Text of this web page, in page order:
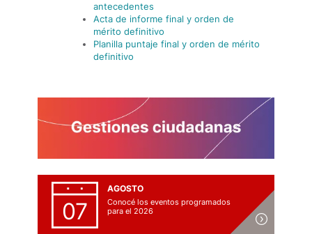
antecedentes
Acta de informe final y orden de
mérito definitivo
Planilla puntaje final y orden de mérito
definitivo
07
AGOSTO
Conocé los eventos programados
para el 2026